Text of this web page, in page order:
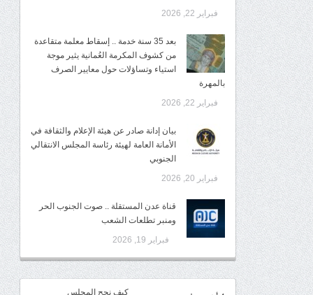
فبراير 22, 2026
بعد 35 سنة خدمة .. إسقاط معلمة متقاعدة
من كشوف المكرمة العُمانية يثير موجة
استياء وتساؤلات حول معايير الصرف
بالمهرة
فبراير 22, 2026
بيان إدانة صادر عن هيئة الإعلام والثقافة في
الأمانة العامة لهيئة رئاسة المجلس الانتقالي
الجنوبي
فبراير 20, 2026
قناة عدن المستقلة .. صوت الجنوب الحر
ومنبر تطلعات الشعب
فبراير 19, 2026
كيف نجح المجلس